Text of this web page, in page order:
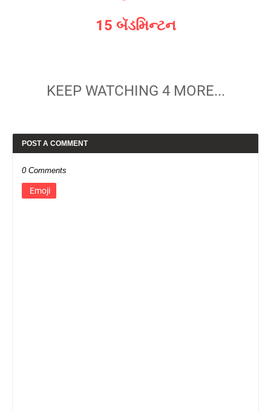
15 બૅડમિન્ટન
KEEP WATCHING 4 MORE...
POST A COMMENT
0 Comments
Emoji